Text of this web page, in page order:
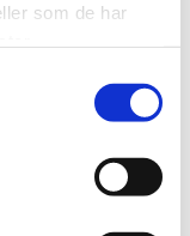
som de har